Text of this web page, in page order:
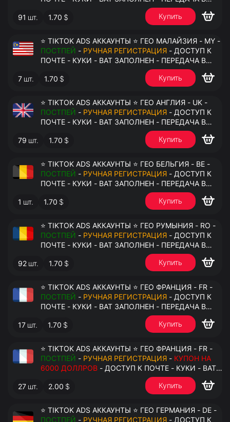
91 шт. 1.70 $ Купить
⭐ TIKTOK ADS АККАУНТЫ ⭐ ГЕО МАЛАЙЗИЯ - MY -
ПОСТПЕЙ - РУЧНАЯ РЕГИСТРАЦИЯ - ДОСТУП К
ПОЧТЕ - КУКИ - ВАТ ЗАПОЛНЕН - ПЕРЕДАЧА В
7 шт. 1.70 $ Купить
⭐ TIKTOK ADS АККАУНТЫ ⭐ ГЕО АНГЛИЯ - UK -
ПОСТПЕЙ - РУЧНАЯ РЕГИСТРАЦИЯ - ДОСТУП К
ПОЧТЕ - КУКИ - ВАТ ЗАПОЛНЕН - ПЕРЕДАЧА В
79 шт. 1.70 $ Купить
⭐ TIKTOK ADS АККАУНТЫ ⭐ ГЕО БЕЛЬГИЯ - BE -
ПОСТПЕЙ - РУЧНАЯ РЕГИСТРАЦИЯ - ДОСТУП К
ПОЧТЕ - КУКИ - ВАТ ЗАПОЛНЕН - ПЕРЕДАЧА В
1 шт. 1.70 $ Купить
⭐ TIKTOK ADS АККАУНТЫ ⭐ ГЕО РУМЫНИЯ - RO -
ПОСТПЕЙ - РУЧНАЯ РЕГИСТРАЦИЯ - ДОСТУП К
ПОЧТЕ - КУКИ - ВАТ ЗАПОЛНЕН - ПЕРЕДАЧА В
92 шт. 1.70 $ Купить
⭐ TIKTOK ADS АККАУНТЫ ⭐ ГЕО ФРАНЦИЯ - FR -
ПОСТПЕЙ - РУЧНАЯ РЕГИСТРАЦИЯ
ПОЧТЕ - КУКИ - ВАТ ЗАПОЛНЕН - ПЕРЕДАЧА В
17 шт. 1.70 $ Купить
⭐ TIKTOK ADS АККАУНТЫ ⭐ ГЕО ФРАНЦИЯ - FR -
ПОСТПЕЙ - РУЧНАЯ РЕГИСТРАЦИЯ - КУПОН НА
6000 ДОЛЛРОВ - ДОСТУП К ПОЧТЕ - КУКИ - ВАТ
ЗАПОЛНЕН - ПЕРЕДАЧА В АНТИДЕТЕКТ
27 шт. 2.00 $ Купить
⭐ TIKTOK ADS АККАУНТЫ ⭐ ГЕО ГЕРМАНИЯ - DE -
ПОСТПЕЙ - РУЧНАЯ РЕГИСТРАЦИЯ - ДОСТУП К